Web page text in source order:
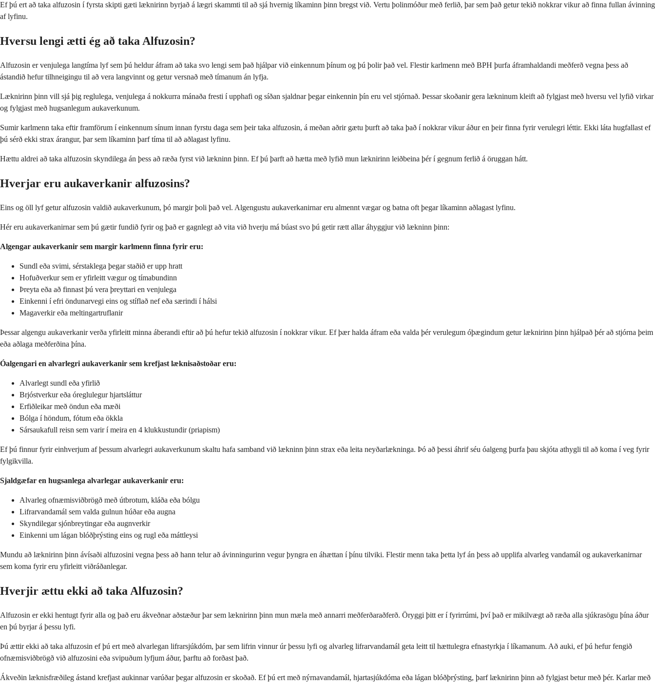
Ef þú ert að taka alfuzosin í fyrsta skipti gæti læknirinn byrjað á lægri skammti til að sjá hvernig líkaminn þinn bregst við. Vertu þolinmóður með ferlið, þar sem það getur tekið nokkrar vikur að finna fullan ávinning
af lyfinu.
Hversu lengi ætti ég að taka Alfuzosin?
Alfuzosin er venjulega langtíma lyf sem þú heldur áfram að taka svo lengi sem það hjálpar við einkennum þínum og þú þolir það vel. Flestir karlmenn með BPH þurfa áframhaldandi meðferð vegna þess að
ástandið hefur tilhneigingu til að vera langvinnt og getur versnað með tímanum án lyfja.
Læknirinn þinn vill sjá þig reglulega, venjulega á nokkurra mánaða fresti í upphafi og síðan sjaldnar þegar einkennin þín eru vel stjórnað. Þessar skoðanir gera lækninum kleift að fylgjast með hversu vel lyfið virkar
og fylgjast með hugsanlegum aukaverkunum.
Sumir karlmenn taka eftir framförum í einkennum sínum innan fyrstu daga sem þeir taka alfuzosin, á meðan aðrir gætu þurft að taka það í nokkrar vikur áður en þeir finna fyrir verulegri léttir. Ekki láta hugfallast ef
þú sérð ekki strax árangur, þar sem líkaminn þarf tíma til að aðlagast lyfinu.
Hættu aldrei að taka alfuzosin skyndilega án þess að ræða fyrst við lækninn þinn. Ef þú þarft að hætta með lyfið mun læknirinn leiðbeina þér í gegnum ferlið á öruggan hátt.
Hverjar eru aukaverkanir alfuzosins?
Eins og öll lyf getur alfuzosin valdið aukaverkunum, þó margir þoli það vel. Algengustu aukaverkanirnar eru almennt vægar og batna oft þegar líkaminn aðlagast lyfinu.
Hér eru aukaverkanirnar sem þú gætir fundið fyrir og það er gagnlegt að vita við hverju má búast svo þú getir rætt allar áhyggjur við lækninn þinn:
Algengar aukaverkanir sem margir karlmenn finna fyrir eru:
Sundl eða svimi, sérstaklega þegar staðið er upp hratt
Hofuðverkur sem er yfirleitt vægur og tímabundinn
Þreyta eða að finnast þú vera þreyttari en venjulega
Einkenni í efri öndunarvegi eins og stíflað nef eða særindi í hálsi
Magaverkir eða meltingartruflanir
Þessar algengu aukaverkanir verða yfirleitt minna áberandi eftir að þú hefur tekið alfuzosin í nokkrar vikur. Ef þær halda áfram eða valda þér verulegum óþægindum getur læknirinn þinn hjálpað þér að stjórna þeim
eða aðlaga meðferðina þína.
Óalgengari en alvarlegri aukaverkanir sem krefjast læknisaðstoðar eru:
Alvarlegt sundl eða yfirlið
Brjóstverkur eða óreglulegur hjartsláttur
Erfiðleikar með öndun eða mæði
Bólga í höndum, fótum eða ökkla
Sársaukafull reisn sem varir í meira en 4 klukkustundir (priapism)
Ef þú finnur fyrir einhverjum af þessum alvarlegri aukaverkunum skaltu hafa samband við lækninn þinn strax eða leita neyðarlækninga. Þó að þessi áhrif séu óalgeng þurfa þau skjóta athygli til að koma í veg fyrir
fylgikvilla.
Sjaldgæfar en hugsanlega alvarlegar aukaverkanir eru:
Alvarleg ofnæmisviðbrögð með útbrotum, kláða eða bólgu
Lifrarvandamál sem valda gulnun húðar eða augna
Skyndilegar sjónbreytingar eða augnverkir
Einkenni um lágan blóðþrýsting eins og rugl eða máttleysi
Mundu að læknirinn þinn ávísaði alfuzosini vegna þess að hann telur að ávinningurinn vegur þyngra en áhættan í þínu tilviki. Flestir menn taka þetta lyf án þess að upplifa alvarleg vandamál og aukaverkanirnar
sem koma fyrir eru yfirleitt viðráðanlegar.
Hverjir ættu ekki að taka Alfuzosin?
Alfuzosin er ekki hentugt fyrir alla og það eru ákveðnar aðstæður þar sem læknirinn þinn mun mæla með annarri meðferðaraðferð. Öryggi þitt er í fyrirrúmi, því það er mikilvægt að ræða alla sjúkrasögu þína áður
en þú byrjar á þessu lyfi.
Þú ættir ekki að taka alfuzosin ef þú ert með alvarlegan lifrarsjúkdóm, þar sem lifrin vinnur úr þessu lyfi og alvarleg lifrarvandamál geta leitt til hættulegra efnastyrkja í líkamanum. Að auki, ef þú hefur fengið
ofnæmisviðbrögð við alfuzosini eða svipuðum lyfjum áður, þarftu að forðast það.
Ákveðin læknisfræðileg ástand krefjast aukinnar varúðar þegar alfuzosin er skoðað. Ef þú ert með nýrnavandamál, hjartasjúkdóma eða lágan blóðþrýsting, þarf læknirinn þinn að fylgjast betur með þér. Karlar með